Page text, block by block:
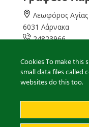
Λεωφόρος
6031 Λάρνακα
24823966
08:00 – 16:00
2026© Ολα τα
Cookies To make this
small data files called
websites do this too.